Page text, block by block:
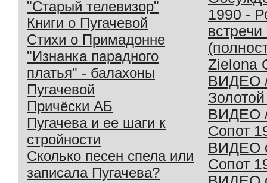
"Старый телевизор"
Книги о Пугачевой
Стихи о Примадонне
"Изнанка парадного
платья" - балахоны
Пугачевой
Причёски АБ
Пугачева и ее шаги к
стройности
Сколько песен спела или
записала Пугачева?
1990 -
Zielona
ВИДЕО
ВИДЕО
Сопот
ВИДЕО
Сопот